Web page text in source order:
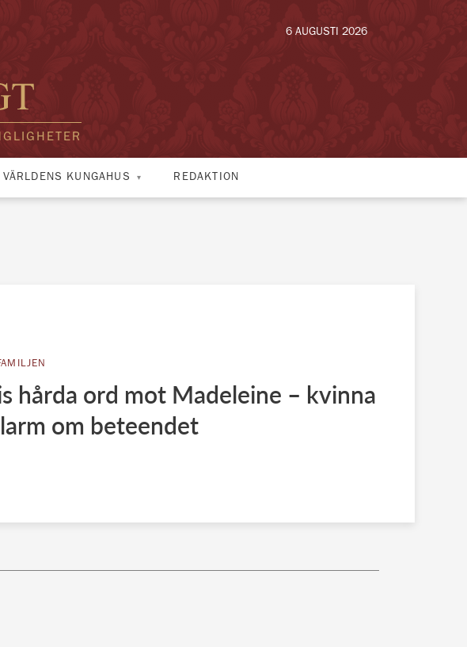
6 AUGUSTI 2026
VÄRLDENS KUNGAHUS REDAKTION
hårda ord mot Madeleine – kvinna
om beteendet